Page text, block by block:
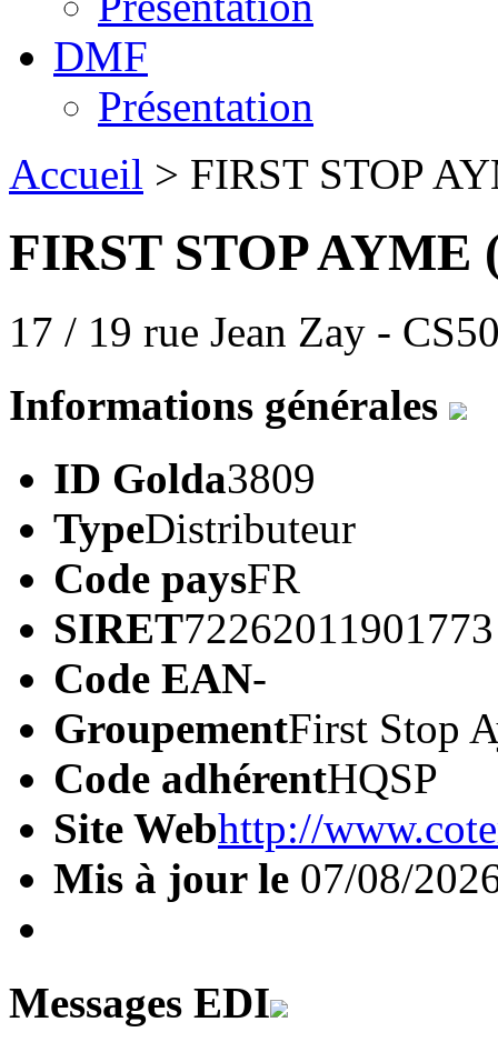
DMF
Présentation
Accueil > FIRST STOP
FIRST STOP AYME
17 / 19 rue Jean Zay -
Informations générales
ID Golda3809
TypeDistributeur
Code paysFR
SIRET72262011901773
Code EAN-
GroupementFirst Stop
Code adhérentHQSP
Site Webhttp://
Mis à jour le 07/08/
Messages EDI